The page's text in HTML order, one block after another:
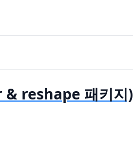
& reshape 패키지)